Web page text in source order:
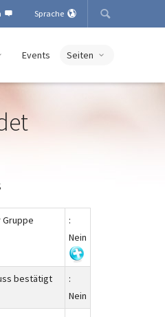
Sprache
Events Seiten
:
Nein
bestätigt
:
Nein